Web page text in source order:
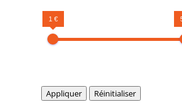
1 €
Appliquer Réinitialiser